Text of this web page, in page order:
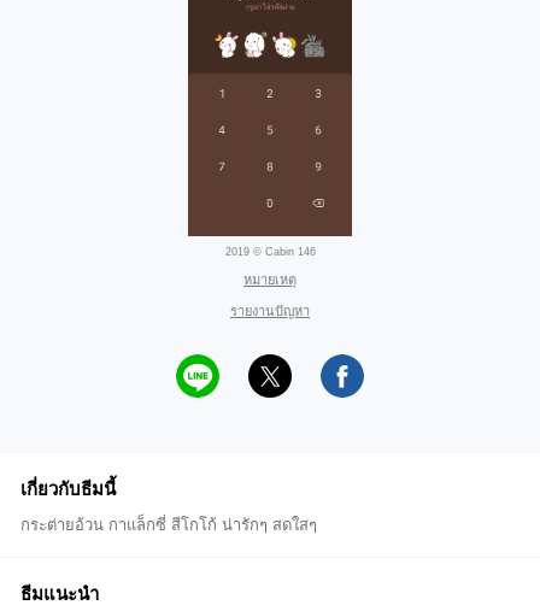
2019 © Cabin 146
หมายเหตุ
รายงานปัญหา
เกี่ยวกับธีมนี้
กระต่ายอ้วน กาแล็กซี่ สีโกโก้ น่ารักๆ สดใสๆ
ธีมแนะนำ